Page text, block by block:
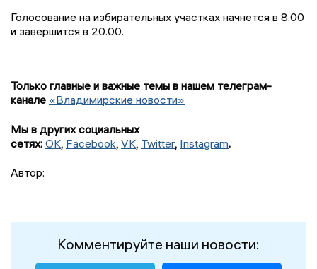
Голосование на избирательных участках начнется в 8.00
и завершится в 20.00.
Только главные и важные темы в нашем телеграм-
канале «Владимирские новости»
Мы в других социальных
сетях: OK, Facebook, VK, Twitter, Instagram.
Автор:
Комментируйте наши новости: